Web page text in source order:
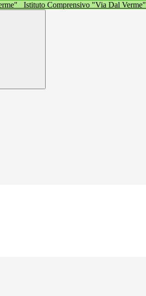
Istituto Comprensivo "Via Dal Verme"